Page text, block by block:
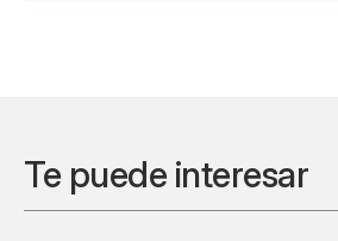
Te puede interesar